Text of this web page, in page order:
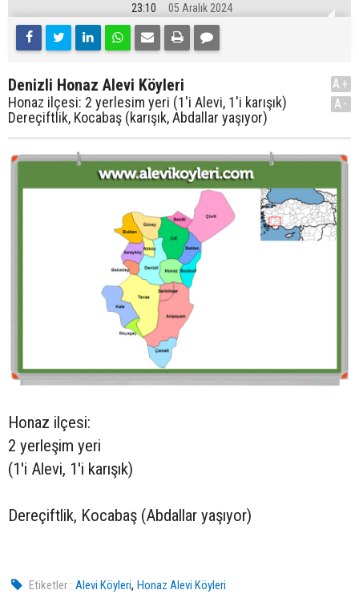
23:10 05 Aralık 2024
Denizli Honaz Alevi Köyleri
Honaz ilçesi: 2 yerlesim yeri (1'i Alevi, 1'i karışık)
Dereçiftlik, Kocabaş (karışık, Abdallar yaşıyor)
A+
A-
Honaz ilçesi:
2 yerleşim yeri
(1'i Alevi, 1'i karışık)
Dereçiftlik, Kocabaş (Abdallar yaşıyor)
Etiketler : Alevi Köyleri,Honaz Alevi Köyleri